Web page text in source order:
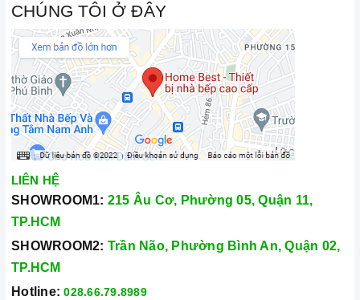
CHÚNG TÔI Ở ĐÂY
LIÊN HỆ
SHOWROOM1: 215 Âu Cơ, Phường 05, Quận 11,
TP.HCM
SHOWROOM2: Trần Não, Phường Bình An, Quận 02,
TP.HCM
Hotline: 028.66.79.8989